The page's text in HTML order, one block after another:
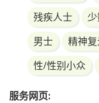
残疾人士
男士
精神
性/性别小众
服务网页: